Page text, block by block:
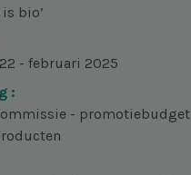
bio’
- februari 2025
:
- promotiebudget